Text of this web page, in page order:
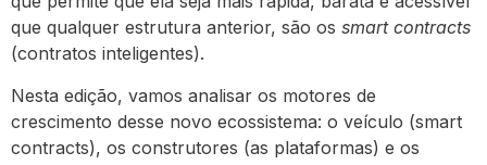
que qualquer estrutura anterior, são os smart contracts
(contratos inteligentes).
Nesta edição, vamos analisar os motores de
crescimento desse novo ecossistema: o veículo (smart
contracts), os construtores (as plataformas) e os